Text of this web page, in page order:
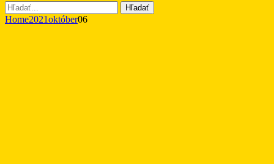
Hľadať
Home2021október06